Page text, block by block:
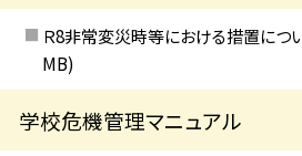
Ｒ8非常変災時等における措置につ
MB)
学校危機管理マニュアル